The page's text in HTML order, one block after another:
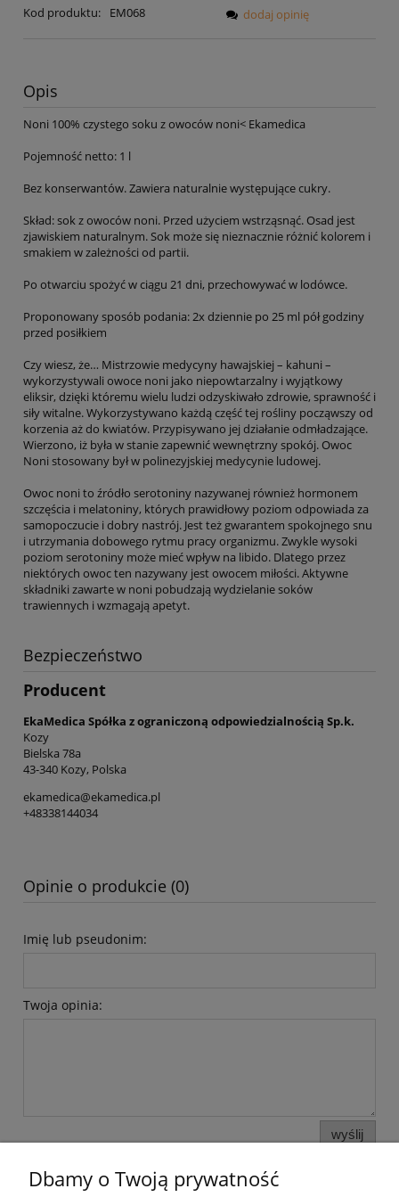
Kod produktu:
EM068
dodaj opinię
Opis
Noni 100% czystego soku z owoców noni< Ekamedica
Pojemność netto: 1 l
Bez konserwantów. Zawiera naturalnie występujące cukry.
Skład: sok z owoców noni. Przed użyciem wstrząsnąć. Osad jest
zjawiskiem naturalnym. Sok może się nieznacznie różnić kolorem i
smakiem w zależności od partii.
Po otwarciu spożyć w ciągu 21 dni, przechowywać w lodówce.
Proponowany sposób podania: 2x dziennie po 25 ml pół godziny
przed posiłkiem
Czy wiesz, że… Mistrzowie medycyny hawajskiej – kahuni –
wykorzystywali owoce noni jako niepowtarzalny i wyjątkowy
eliksir, dzięki któremu wielu ludzi odzyskiwało zdrowie, sprawność i
siły witalne. Wykorzystywano każdą część tej rośliny począwszy od
korzenia aż do kwiatów. Przypisywano jej działanie odmładzające.
Wierzono, iż była w stanie zapewnić wewnętrzny spokój. Owoc
Noni stosowany był w polinezyjskiej medycynie ludowej.
Owoc noni to źródło serotoniny nazywanej również hormonem
szczęścia i melatoniny, których prawidłowy poziom odpowiada za
samopoczucie i dobry nastrój. Jest też gwarantem spokojnego snu
i utrzymania dobowego rytmu pracy organizmu. Zwykle wysoki
poziom serotoniny może mieć wpływ na libido. Dlatego przez
niektórych owoc ten nazywany jest owocem miłości. Aktywne
składniki zawarte w noni pobudzają wydzielanie soków
trawiennych i wzmagają apetyt.
Bezpieczeństwo
Producent
EkaMedica Spółka z ograniczoną odpowiedzialnością Sp.k.
Kozy
Bielska 78a
43-340 Kozy, Polska
ekamedica@ekamedica.pl
+48338144034
Opinie o produkcie (0)
Imię lub pseudonim:
Twoja opinia:
wyślij
Dbamy o Twoją prywatność